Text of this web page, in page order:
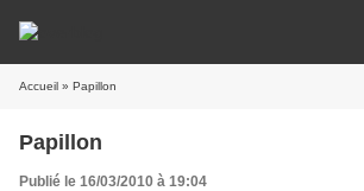
Accueil » Papillon
Papillon
Publié le 16/03/2010 à 19:04